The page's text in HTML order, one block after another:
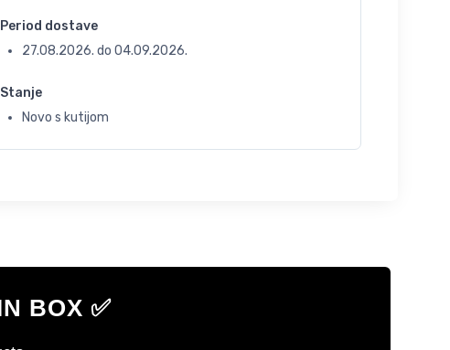
Period dostave
27.08.2026. do 04.09.2026.
Stanje
Novo s kutijom